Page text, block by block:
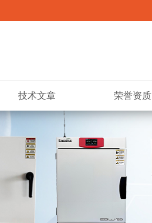
技术文章 荣誉资质